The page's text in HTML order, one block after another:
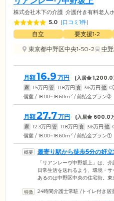
株式会社木下の介護 介護付き有料老人
5.0 (口コミ1件)
自立 要支援1•2
東京都中野区中央1-50-2
中
月額16.9 万円 (入居金1,200.0
家 1.5万円 管 11.8万円 食 3.6万円 他 0
個室 / 18.00~18.60m2 / 前払金プラン➁
月額27.7万円 (入居金 600.0
家 12.3万円 管 11.8万円 食 3.6万円 他
個室 / 18.00~18.60m2 / 前払金プラン①
最寄り駅から徒歩5分の好
るホームです
「リアンレーヴ中野坂上」は、
日常生活を送れるよう、環境・
あるのは中野区中央の住宅街。東
や「神田川」など、四季折々の自
24時間介護士常駐 /トイレ付き居